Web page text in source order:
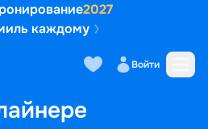
2027
каждому
Войти
кают Маршрут и